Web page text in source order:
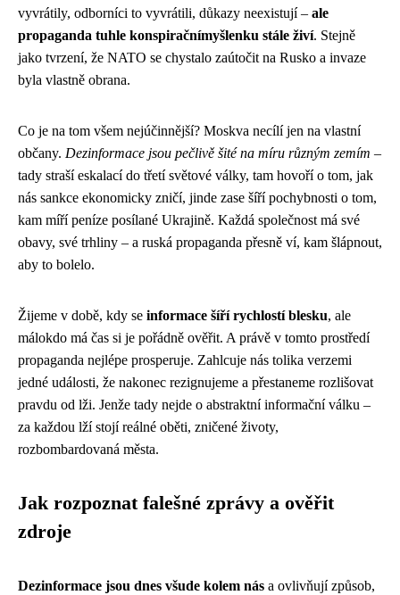
vyvrátily, odborníci to vyvrátili, důkazy neexistují – ale
propaganda tuhle konspiračnímyšlenku stále živí. Stejně
jako tvrzení, že NATO se chystalo zaútočit na Rusko a invaze
byla vlastně obrana.
Co je na tom všem nejúčinnější? Moskva necílí jen na vlastní
občany. Dezinformace jsou pečlivě šité na míru různým zemím –
tady straší eskalací do třetí světové války, tam hovoří o tom, jak
nás sankce ekonomicky zničí, jinde zase šíří pochybnosti o tom,
kam míří peníze posílané Ukrajině. Každá společnost má své
obavy, své trhliny – a ruská propaganda přesně ví, kam šlápnout,
aby to bolelo.
Žijeme v době, kdy se informace šíří rychlostí blesku, ale
málokdo má čas si je pořádně ověřit. A právě v tomto prostředí
propaganda nejlépe prosperuje. Zahlcuje nás tolika verzemi
jedné události, že nakonec rezignujeme a přestaneme rozlišovat
pravdu od lži. Jenže tady nejde o abstraktní informační válku –
za každou lží stojí reálné oběti, zničené životy,
rozbombardovaná města.
Jak rozpoznat falešné zprávy a ověřit
zdroje
Dezinformace jsou dnes všude kolem nás a ovlivňují způsob,